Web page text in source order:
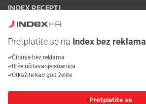
INDEX RECEPTI
Oglašavanje Zaposli se na Indexu
korištenja
Postavke kolačića
Pretplatite se na Index bez reklama
Čitanje bez reklama
Brže učitavanje stranica
Otkažite kad god želite
Pretplatite se